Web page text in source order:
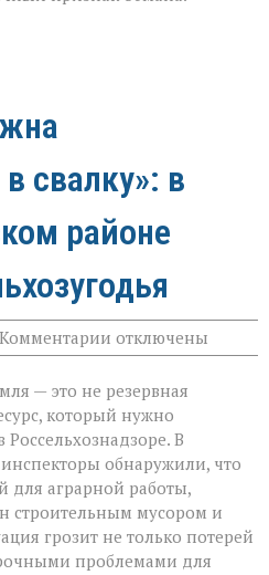
свалку»: в
районе
Комментарии к
записи
не
должна
превращаться
в
свалку»:
в
Семикаракорском
районе
захламили
сельхозугодья
отключены
— это не резервная
который нужно
В
обнаружили, что
для аграрной работы,
строительным мусором и
грозит не только потерей
проблемами для